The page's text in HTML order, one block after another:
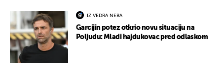
IZ VEDRA NEBA
Garcijin potez otkrio novu situaciju na
Poljudu: Mladi hajdukovac pred odlaskom